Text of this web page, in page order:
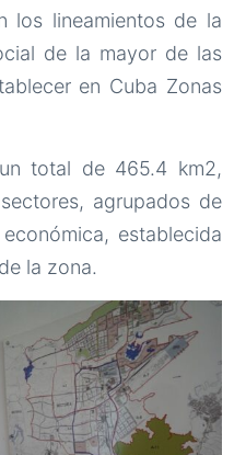
los lineamientos de la
de la mayor de las
en Cuba Zonas
total de 465.4 km2,
agrupados de
establecida
la zona.